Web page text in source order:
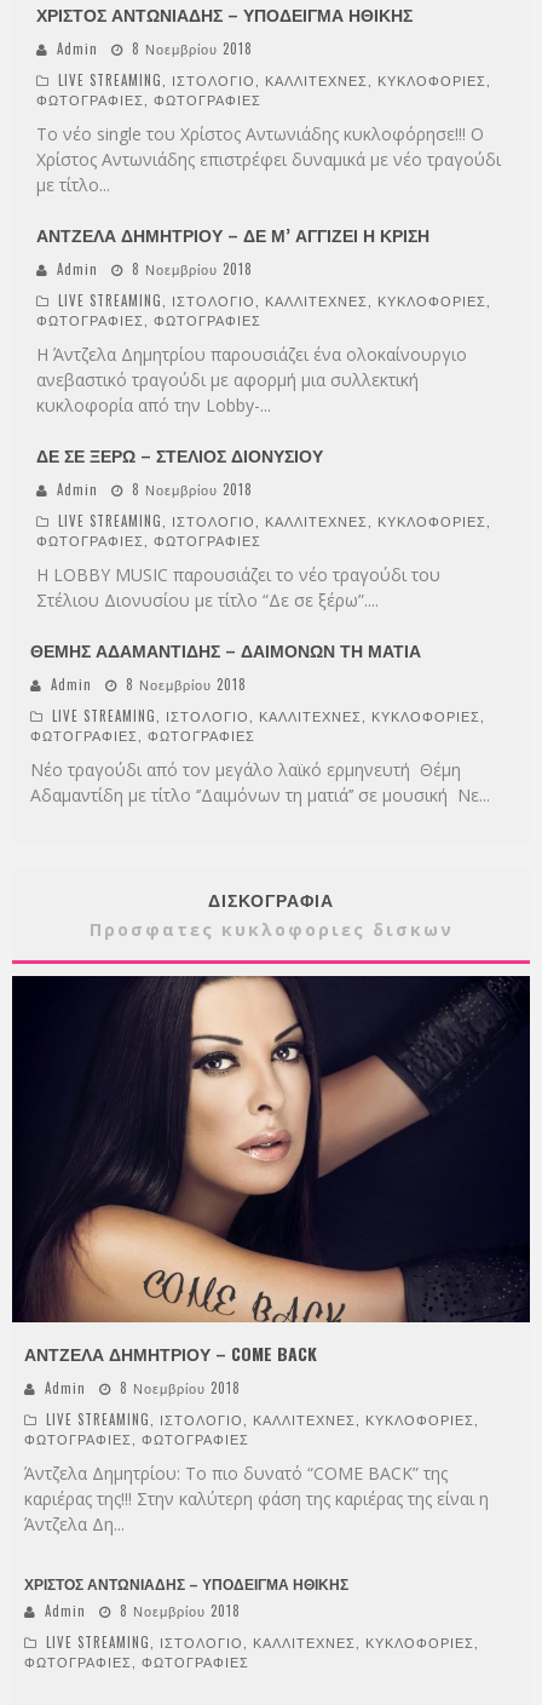
ΧΡΙΣΤΟΣ ΑΝΤΩΝΙΑΔΗΣ – ΥΠΟΔΕΙΓΜΑ ΗΘΙΚΗΣ
Admin
8 Νοεμβρίου 2018
LIVE STREAMING, ΙΣΤΟΛΟΓΙΟ, ΚΑΛΛΙΤΕΧΝΕΣ, ΚΥΚΛΟΦΟΡΙΕΣ,
ΦΩΤΟΓΡΑΦΙΕΣ, ΦΩΤΟΓΡΑΦΙΕΣ
Το νέο single του Χρίστος Αντωνιάδης κυκλοφόρησε!!! Ο
Χρίστος Αντωνιάδης επιστρέφει δυναμικά με νέο τραγούδι
με τίτλο...
ΑΝΤΖΕΛΑ ΔΗΜΗΤΡΙΟΥ – ΔΕ Μ’ ΑΓΓΙΖΕΙ Η ΚΡΙΣΗ
Admin
8 Νοεμβρίου 2018
LIVE STREAMING, ΙΣΤΟΛΟΓΙΟ, ΚΑΛΛΙΤΕΧΝΕΣ, ΚΥΚΛΟΦΟΡΙΕΣ,
ΦΩΤΟΓΡΑΦΙΕΣ, ΦΩΤΟΓΡΑΦΙΕΣ
Η Άντζελα Δημητρίου παρουσιάζει ένα ολοκαίνουργιο
ανεβαστικό τραγούδι με αφορμή μια συλλεκτική
κυκλοφορία από την Lobby-...
ΔΕ ΣΕ ΞΕΡΩ – ΣΤΕΛΙΟΣ ΔΙΟΝΥΣΙΟΥ
Admin
8 Νοεμβρίου 2018
LIVE STREAMING, ΙΣΤΟΛΟΓΙΟ, ΚΑΛΛΙΤΕΧΝΕΣ, ΚΥΚΛΟΦΟΡΙΕΣ,
ΦΩΤΟΓΡΑΦΙΕΣ, ΦΩΤΟΓΡΑΦΙΕΣ
Η LOBBY MUSIC παρουσιάζει το νέο τραγούδι του
Στέλιου Διονυσίου με τίτλο “Δε σε ξέρω”....
ΘΕΜΗΣ ΑΔΑΜΑΝΤΙΔΗΣ – ΔΑΙΜΟΝΩΝ ΤΗ ΜΑΤΙΑ
Admin
8 Νοεμβρίου 2018
LIVE STREAMING, ΙΣΤΟΛΟΓΙΟ, ΚΑΛΛΙΤΕΧΝΕΣ, ΚΥΚΛΟΦΟΡΙΕΣ,
ΦΩΤΟΓΡΑΦΙΕΣ, ΦΩΤΟΓΡΑΦΙΕΣ
Νέο τραγούδι από τον μεγάλο λαϊκό ερμηνευτή Θέμη
Αδαμαντίδη με τίτλο ‘’Δαιμόνων τη ματιά’’ σε μουσική Νε...
ΔΙΣΚΟΓΡΑΦΙΑ
Προσφατες κυκλοφοριες δισκων
ΑΝΤΖΕΛΑ ΔΗΜΗΤΡΙΟΥ – COME BACK
Admin
8 Νοεμβρίου 2018
LIVE STREAMING
ΙΣΤΟΛΟΓΙΟ ΚΑΛΛΙΤΕΧΝΕΣ ΚΥΚΛΟΦΟΡΙΕΣ
ΦΩΤΟΓΡΑΦΙΕΣ
ΦΩΤΟΓΡΑΦΙΕΣ
Άντζελα Δημητρίου: Το πιο δυνατό “COME BACK” της
καριέρας της!!! Στην καλύτερη φάση της καριέρας της είναι η
Άντζελα Δη...
ΧΡΙΣΤΟΣ ΑΝΤΩΝΙΑΔΗΣ – ΥΠΟΔΕΙΓΜΑ ΗΘΙΚΗΣ
Admin
8 Νοεμβρίου 2018
LIVE STREAMING
ΙΣΤΟΛΟΓΙΟ ΚΑΛΛΙΤΕΧΝΕΣ ΚΥΚΛΟΦΟΡΙΕΣ
ΦΩΤΟΓΡΑΦΙΕΣ
ΦΩΤΟΓΡΑΦΙΕΣ